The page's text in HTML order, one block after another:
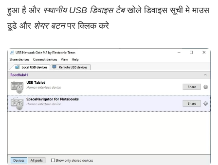
हुआ है और स्थानीय USB डिवाइस टैबखोले डिवाइस सूची मे माउस
ढूढे और शेयर बटनपर क्लिक करे